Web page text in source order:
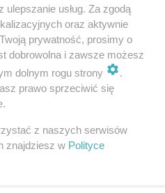
usług. Za zgodą
oraz aktywnie
prywatność, prosimy o
dobrowolna i zawsze możesz
dolnym rogu strony
.
prawo sprzeciwić się
z naszych serwisów
znajdziesz w Polityce